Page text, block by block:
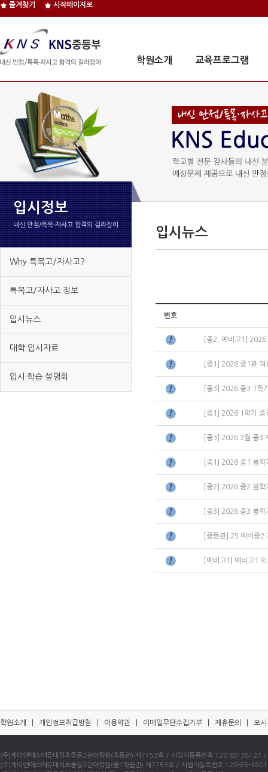
즐겨찾기 시작페이지로
학원소개 교육프로그램
입시정보
내신 만점/특목∙자사고 합격의 길라잡이
Why 특목고/자사고?
특목고/자사고 정보
입시뉴스
대학 입시자료
입시·학습 설명회
입시뉴스
번호
[중2, 예비고1] 2026
[중1] 2026 중1관
[중3] 2026 중3 1학
[중1] 2026 1학기 중
[중3] 2026 3월 중3
[중1] 2026 중1 봄학
[중2] 2026 중2 봄학
[중3] 2026 중3 봄학
[중등관] 25 예비중2
[예비고1] 예비고1
학원소개 개인정보취급방침 이용약관 이메일무단수집거부 제휴문의 오시
(주)케이엔에스에듀대치초중등2관어학원(초등관) 제7753호 / 사업자등록번호:120-85-
(주)케이엔에스에듀대치초중등2관어학원(중1학습관) 제7753호 / 사업자등록번호:120-85-